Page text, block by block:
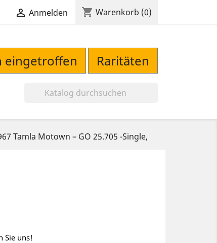
 Anmelden shopping_cart Warenkorb (0)
eingetroffen Raritäten
Tamla Motown – GO 25.705 -Single,
Sie uns!